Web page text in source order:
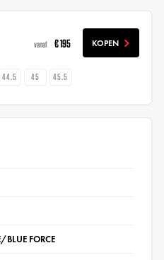
vanaf € 195 KOPEN
44.5 45 45.5
BLUE FORCE